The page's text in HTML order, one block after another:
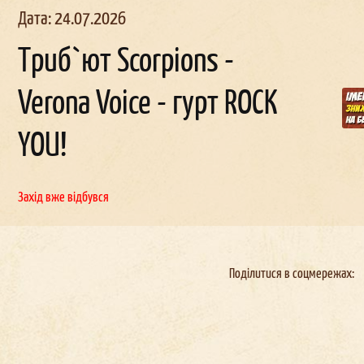
Дата: 24.07.2026
Триб`ют Scorpions -
Verona Voice - гурт ROCK
YOU!
Захід вже відбувся
Поділитися в соцмережах:
в Корпоратив в